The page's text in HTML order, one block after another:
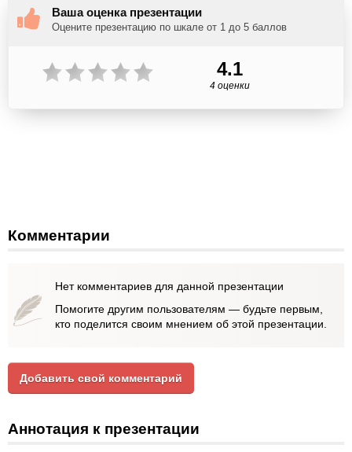
Ваша оценка презентации
Оцените презентацию по шкале от 1 до 5 баллов
4.1
4 оценки
Комментарии
Нет комментариев для данной презентации
Помогите другим пользователям — будьте первым,
кто поделится своим мнением об этой презентации.
Добавить свой комментарий
Аннотация к презентации